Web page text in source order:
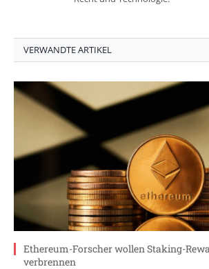
VERWANDTE ARTIKEL
Ethereum-Forscher wollen Staking-
verbrennen